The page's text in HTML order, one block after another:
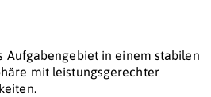
Aufgabengebiet in einem stabilen
mit leistungsgerechter